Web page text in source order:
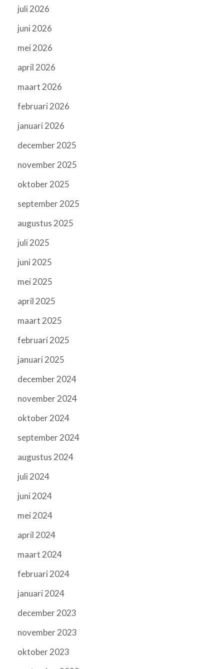
juli 2026
juni 2026
mei 2026
april 2026
maart 2026
februari 2026
januari 2026
december 2025
november 2025
oktober 2025
september 2025
augustus 2025
juli 2025
juni 2025
mei 2025
april 2025
maart 2025
februari 2025
januari 2025
december 2024
november 2024
oktober 2024
september 2024
augustus 2024
juli 2024
juni 2024
mei 2024
april 2024
maart 2024
februari 2024
januari 2024
december 2023
november 2023
oktober 2023